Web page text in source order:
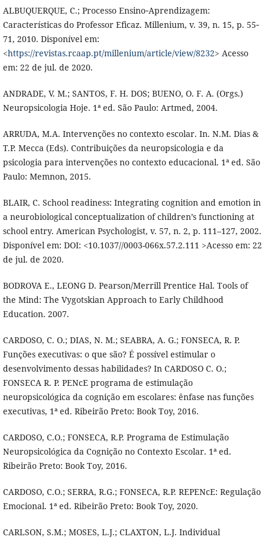
ALBUQUERQUE, C.; Processo Ensino‐Aprendizagem:
Características do Professor Eficaz. Millenium, v. 39, n. 15, p. 55‐
71, 2010. Disponível em:
<https://revistas.rcaap.pt/millenium/article/view/8232> Acesso
em: 22 de jul. de 2020.
ANDRADE, V. M.; SANTOS, F. H. DOS; BUENO, O. F. A. (Orgs.)
Neuropsicologia Hoje. 1ª ed. São Paulo: Artmed, 2004.
ARRUDA, M.A. Intervenções no contexto escolar. In. N.M. Dias &
T.P. Mecca (Eds). Contribuições da neuropsicologia e da
psicologia para intervenções no contexto educacional. 1ª ed. São
Paulo: Memnon, 2015.
BLAIR, C. School readiness: Integrating cognition and emotion in
a neurobiological conceptualization of children’s functioning at
school entry. American Psychologist, v. 57, n. 2, p. 111–127, 2002.
Disponível em: DOI: <10.1037//0003-066x.57.2.111 >Acesso em: 22
de jul. de 2020.
BODROVA E., LEONG D. Pearson/Merrill Prentice Hal. Tools of
the Mind: The Vygotskian Approach to Early Childhood
Education. 2007.
CARDOSO, C. O.; DIAS, N. M.; SEABRA, A. G.; FONSECA, R. P.
Funções executivas: o que são? É possível estimular o
desenvolvimento dessas habilidades? In CARDOSO C. O.;
FONSECA R. P. PENcE programa de estimulação
neuropsicológica da cognição em escolares: ênfase nas funções
executivas, 1ª ed. Ribeirão Preto: Book Toy, 2016.
CARDOSO, C.O.; FONSECA, R.P. Programa de Estimulação
Neuropsicológica da Cognição no Contexto Escolar. 1ª ed.
Ribeirão Preto: Book Toy, 2016.
CARDOSO, C.O.; SERRA, R.G.; FONSECA, R.P. REPENcE: Regulação
Emocional. 1ª ed. Ribeirão Preto: Book Toy, 2020.
CARLSON, S.M.; MOSES, L.J.; CLAXTON, L.J. Individual